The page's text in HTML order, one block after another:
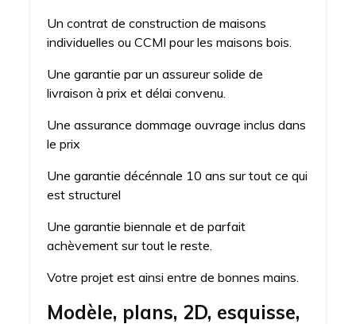
Un contrat de construction de maisons
individuelles ou CCMI pour les maisons bois.
Une garantie par un assureur solide de
livraison à prix et délai convenu.
Une assurance dommage ouvrage inclus dans
le prix
Une garantie décénnale 10 ans sur tout ce qui
est structurel
Une garantie biennale et de parfait
achèvement sur tout le reste.
Votre projet est ainsi entre de bonnes mains.
Modèle, plans, 2D, esquisse,